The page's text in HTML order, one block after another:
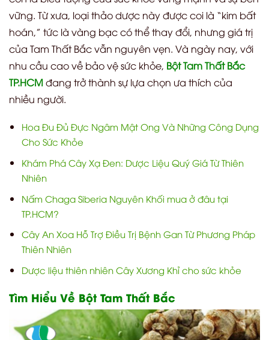
vững. Từ xưa, loại thảo dược này được coi là “kim bất
hoán,” tức là vàng bạc có thể thay đổi, nhưng giá trị
của Tam Thất Bắc vẫn nguyên vẹn. Và ngày nay, với
nhu cầu cao về bảo vệ sức khỏe, Bột Tam Thất Bắc
TP.HCMđang trở thành sự lựa chọn ưa thích của
nhiều người.
Hoa Đu Đủ Đực Ngâm Mật Ong Và Những Công Dụng
Cho Sức Khỏe
Khám Phá Cây Xạ Đen: Dược Liệu Quý Giá Từ Thiên
Nhiên
Nấm Chaga Siberia Nguyên Khối mua ở đâu tại
TP.HCM?
Cây An Xoa Hỗ Trợ Điều Trị Bệnh Gan Từ Phương Pháp
Thiên Nhiên
Dược liệu thiên nhiên Cây Xương Khỉ cho sức khỏe
Tìm Hiểu Về Bột Tam Thất Bắc